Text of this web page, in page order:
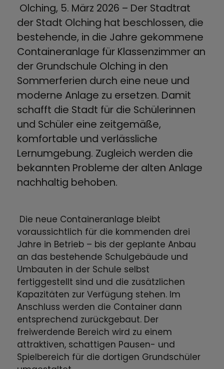
Olching, 5. März 2026 – Der Stadtrat
der Stadt Olching hat beschlossen, die
bestehende, in die Jahre gekommene
Containeranlage für Klassenzimmer an
der Grundschule Olching in den
Sommerferien durch eine neue und
moderne Anlage zu ersetzen. Damit
schafft die Stadt für die Schülerinnen
und Schüler eine zeitgemäße,
komfortable und verlässliche
Lernumgebung. Zugleich werden die
bekannten Probleme der alten Anlage
nachhaltig behoben.
Die neue Containeranlage bleibt
voraussichtlich für die kommenden drei
Jahre in Betrieb – bis der geplante Anbau
an das bestehende Schulgebäude und
Umbauten in der Schule selbst
fertiggestellt sind und die zusätzlichen
Kapazitäten zur Verfügung stehen. Im
Anschluss werden die Container dann
entsprechend zurückgebaut. Der
freiwerdende Bereich wird zu einem
attraktiven, schattigen Pausen- und
Spielbereich für die dortigen Grundschüler